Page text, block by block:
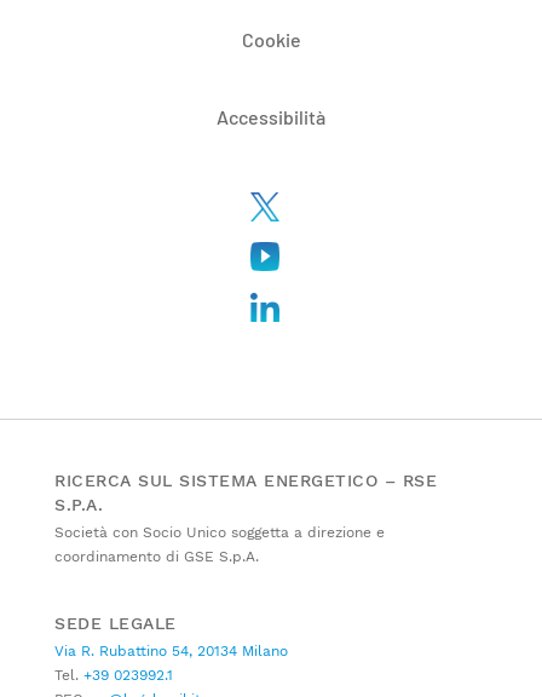
Cookie
Accessibilità
RICERCA SUL SISTEMA ENERGETICO – RSE
S.P.A.
Società con Socio Unico soggetta a direzione e
coordinamento di GSE S.p.A.
SEDE LEGALE
Via R. Rubattino 54, 20134 Milano
Tel. +39 023992.1